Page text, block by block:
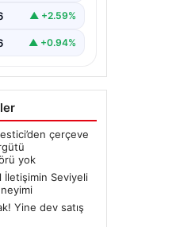
▲ +2.59%
▲ +0.94%
çerçeve
yok
İletişimin Seviyeli
Yine dev satış